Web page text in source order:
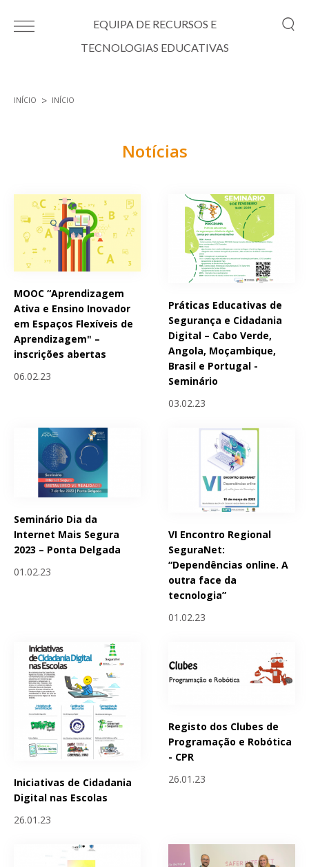
EQUIPA DE RECURSOS E
TECNOLOGIAS EDUCATIVAS
INÍCIO INÍCIO
Notícias
MOOC “Aprendizagem
Ativa e Ensino Inovador
em Espaços Flexíveis de
Aprendizagem" –
inscrições abertas
06.02.23
Práticas Educativas de
Segurança e Cidadania
Digital – Cabo Verde,
Angola, Moçambique,
Brasil e Portugal -
Seminário
03.02.23
Seminário Dia da
Internet Mais Segura
2023 – Ponta Delgada
01.02.23
VI Encontro Regional
SeguraNet:
“Dependências online. A
outra face da
tecnologia”
01.02.23
Iniciativas de Cidadania
Digital nas Escolas
26.01.23
Registo dos Clubes de
Programação e Robótica
- CPR
26.01.23
Páginas